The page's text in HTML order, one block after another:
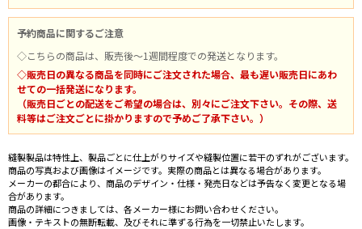
予約商品に関するご注意
◇こちらの商品は、販売後～1週間程度での発送となります。
◇販売日の異なる商品を同時にご注文された場合、最も遅い販売日にあわ
せての一括発送になります。
（販売日ごとの配送をご希望の場合は、別々にご注文下さい。その際、送
料等はご注文ごとに掛かりますので予めご了承下さい。）
縫製製品は特性上、製品ごとに仕上がりサイズや縫製位置に若干のずれがございます。
商品の写真および画像はイメージです。実際の商品とは異なる場合があります。
メーカーの都合により、商品のデザイン・仕様・発売日などは予告なく変更となる場
合があります。
商品の詳細につきましては、各メーカー様にお問い合わせください。
画像・テキストの無断転載、及びそれに準ずる行為を一切禁止いたします。